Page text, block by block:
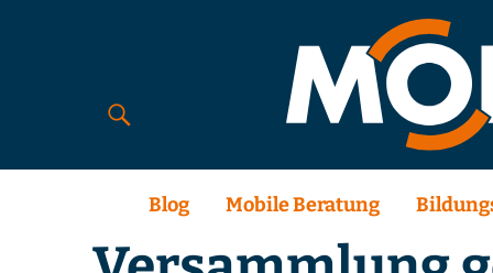
Blog Mobile Beratung